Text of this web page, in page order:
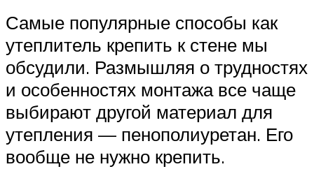
Самые популярные способы как
утеплитель крепить к стене мы
обсудили. Размышляя о трудностях
и особенностях монтажа все чаще
выбирают другой материал для
утепления — пенополиуретан. Его
вообще не нужно крепить.